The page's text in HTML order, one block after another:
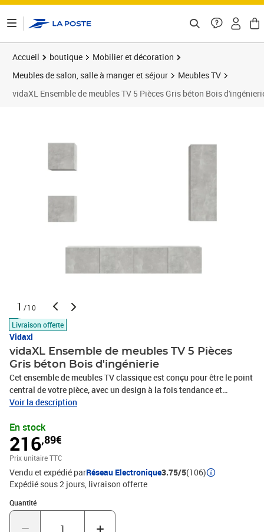
Accueil boutique
Mobilier et décoration
Meubles de salon, salle à manger et séjour
Meubles TV
vidaXL Ensemble de meubles TV 5 Pièces Gris béton Bois
1 /10
Livraison offerte
Vidaxl
vidaXL Ensemble de meubles TV 5 Pièces
Gris béton Bois d'ingénierie
Cet ensemble de meubles TV classique est conçu pour être le point
central de votre pièce, avec un design à la fois tendance et
pratique. Matériau robuste : le bois d'ingénierie est d'une qualité
résistance, stabilité et résistance à l'humidité.Grand espace de
rangement : l'ensemble de meubles TV offre un grand espace de
rangement pour garder tous vos magazines, DVD et autres articles
bien organisés.Design mural : le meuble TV ne prend pas de place
au sol. Vous pouvez l'accrocher au mur facilement. Remarque :Les
vis et les chevilles pour l'intérieur du mur ne sont pas incluses.
Recherchez et utilisez des vis et des chevilles adaptées à vos murs.
Si vous n'êtes pas sûr, demandez conseil à un professionnel. Lisez
et suivez attentivement chaque étape des instructions.Chaque
Voir la description
En stock
216,89€
Prix unitaire TTC
Vendu et expédié parRéseau Electronique3.75/5(106)
Expédié sous 2 jours livraison offerte
Quantité
Quantité : 1